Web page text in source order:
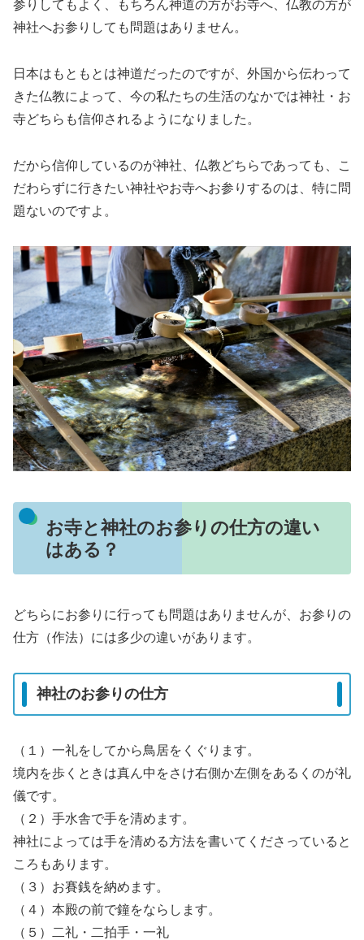
参りしてもよく、もちろん神道の方がお寺へ、仏教の方が
神社へお参りしても問題はありません。
日本はもともとは神道だったのですが、外国から伝わって
きた仏教によって、今の私たちの生活のなかでは神社・お
寺どちらも信仰されるようになりました。
だから信仰しているのが神社、仏教どちらであっても、こ
だわらずに行きたい神社やお寺へお参りするのは、特に問
題ないのですよ。
お寺と神社のお参りの仕方の違い
はある？
どちらにお参りに行っても問題はありませんが、お参りの
仕方（作法）には多少の違いがあります。
神社のお参りの仕方
（１）一礼をしてから鳥居をくぐります。
境内を歩くときは真ん中をさけ右側か左側をあるくのが礼
儀です。
（２）手水舎で手を清めます。
神社によっては手を清める方法を書いてくださっていると
ころもあります。
（３）お賽銭を納めます。
（４）本殿の前で鐘をならします。
（５）二礼・二拍手・一礼